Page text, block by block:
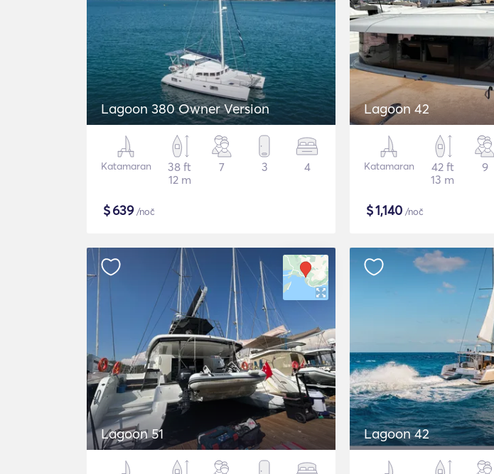
Lagoon 380 Owner Version
Katamaran
38 ft
12 m
7 3 4
$639/noč
Lagoon 42
Katamaran
42 ft
13 m
9
$1,140 /noč
Lagoon 51 Lagoon 42